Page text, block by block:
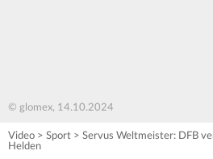
© glomex, 14.10.2024
Video > Sport > Servus Weltmeister: DFB
Helden